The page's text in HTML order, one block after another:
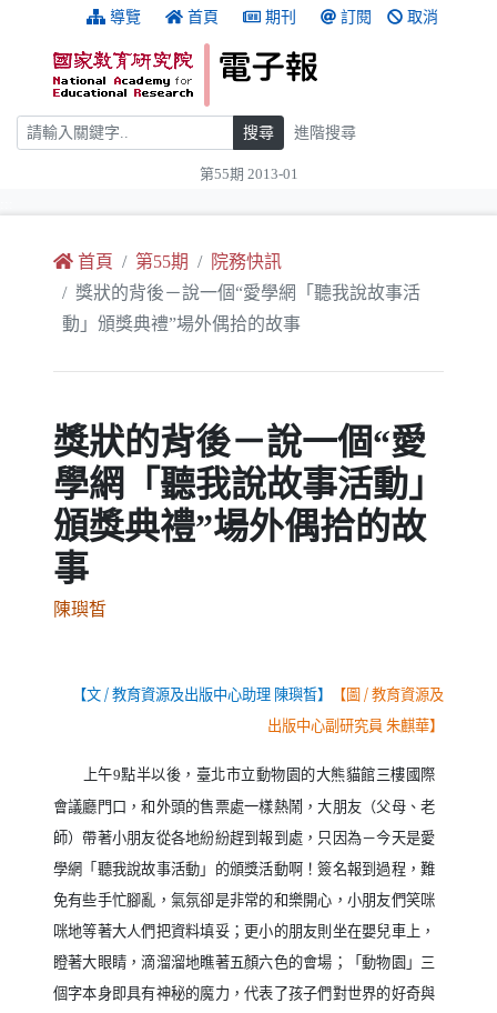
跳到主要內容 導覽 首頁 期刊 訂閱 取消
搜尋 搜尋 進階搜尋
第55期 2013-01
首頁 第55期
院務快訊
獎狀的背後－說一個“愛學網「聽我說故事活
動」頒獎典禮”場外偶拾的故事
獎狀的背後－說一個“愛
學網「聽我說故事活動」
頒獎典禮”場外偶拾的故
事
陳璵皙
【文/教育資源及出版中心助理 陳璵皙】 【圖/教育資源及
出版中心副研究員 朱麒華】
上午9點半以後，臺北市立動物園的大熊貓館三樓國際
會議廳門口，和外頭的售票處一樣熱鬧，大朋友（父母、老
師）帶著小朋友從各地紛紛趕到報到處，只因為－今天是愛
學網「聽我說故事活動」的頒獎活動啊！簽名報到過程，難
免有些手忙腳亂，氣氛卻是非常的和樂開心，小朋友們笑咪
咪地等著大人們把資料填妥；更小的朋友則坐在嬰兒車上，
瞪著大眼睛，滴溜溜地瞧著五顏六色的會場；「動物園」三
個字本身即具有神秘的魔力，代表了孩子們對世界的好奇與